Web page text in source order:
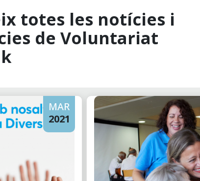
totes les notícies i
de Voluntariat
MAR
2021